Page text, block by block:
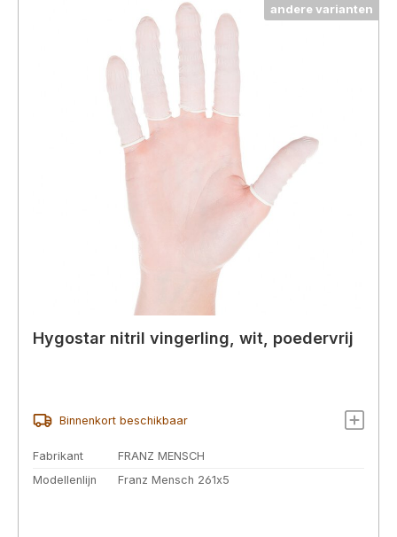
andere varianten
Hygostar nitril vingerling, wit, poedervrij
Binnenkort beschikbaar
Fabrikant
FRANZ MENSCH
Modellenlijn
Franz Mensch 261x5